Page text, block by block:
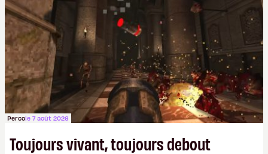
Percole 7 août 2026
Toujours vivant, toujours debout